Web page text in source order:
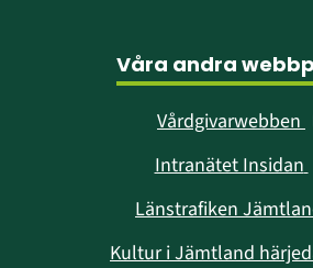
Våra andra
Vårdgivarwebben
Intranätet Insidan
Länstrafiken
Kultur i Jämtland